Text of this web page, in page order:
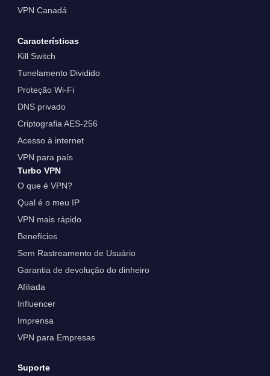
VPN Canadá
Características
Kill Switch
Tunelamento Dividido
Proteção Wi-Fi
DNS privado
Criptografia AES-256
Acesso à internet
VPN para país
Turbo VPN
O que é VPN?
Qual é o meu IP
VPN mais rápido
Benefícios
Sem Rastreamento de Usuário
Garantia de devolução do dinheiro
Afiliada
Influencer
Imprensa
VPN para Empresas
Suporte